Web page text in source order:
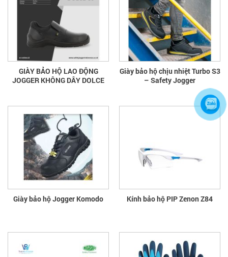
GIÀY BẢO HỘ LAO ĐỘNG
JOGGER KHÔNG DÂY DOLCE
Giày bảo hộ chịu nhiệt Turbo S3
– Safety Jogger
Giày bảo hộ Jogger Komodo Kính bảo hộ PIP Zenon Z84